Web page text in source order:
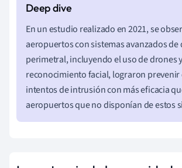
En un estudio realizado en 2021, se
aeropuertos con sistemas avanzados de
perimetral, incluyendo el uso de drones
reconocimiento facial, lograron prevenir
intentos de intrusión con más eficacia
aeropuertos que no disponían de estos